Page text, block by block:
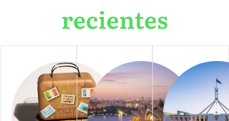
recientes